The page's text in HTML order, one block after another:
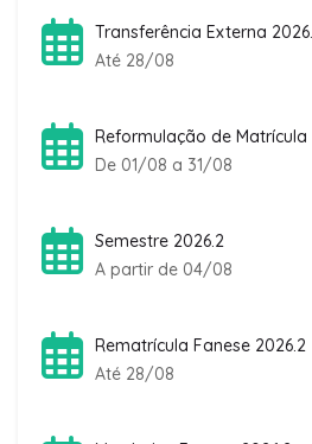
Transferência Externa
Até 28/08
Reformulação de Matrícula
De 01/08 a 31/08
Semestre 2026.2
A partir de 04/08
Rematrícula Fanese 2026.2
Até 28/08